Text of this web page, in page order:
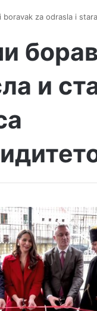
boravak za odrasla i
и